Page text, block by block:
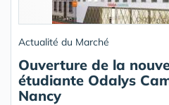
Actualité du Marché
Ouverture de la
étudiante Odalys
Nancy